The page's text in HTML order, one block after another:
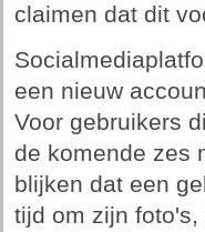
claimen dat dit
een nieuw
Voor gebruikers
de komende zes
blijken dat een
tijd om zijn